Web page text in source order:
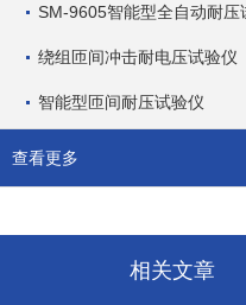
绕组匝间冲击耐电压试验仪
智能型匝间耐压试验仪
查看更多
相关文章